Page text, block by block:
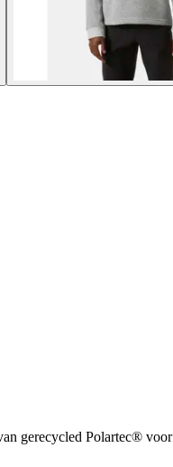
gerecycled Polartec®